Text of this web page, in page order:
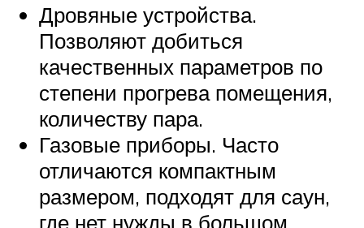
Дровяные устройства.
Позволяют добиться
качественных параметров по
степени прогрева помещения,
количеству пара.
Газовые приборы. Часто
отличаются компактным
размером, подходят для саун,
где нет нужды в большом